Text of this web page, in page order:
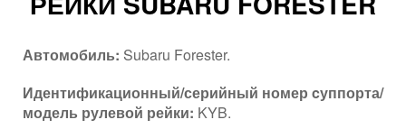
Автомобиль: Subaru Forester.
Идентификационный/серийный номер cуппорта/
модель рулевой рейки: KYB.